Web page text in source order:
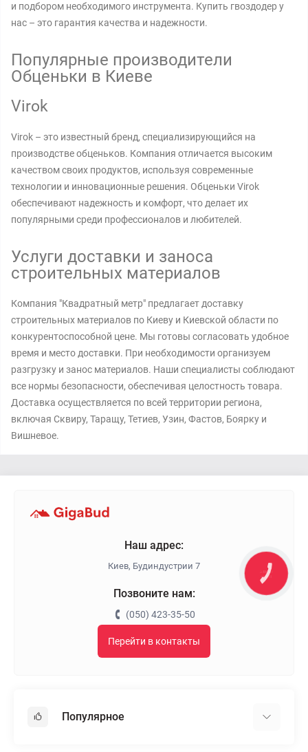
и подбором необходимого инструмента. Купить гвоздодер у
нас – это гарантия качества и надежности.
Популярные производители
Обценьки в Киеве
Virok
Virok – это известный бренд, специализирующийся на
производстве обценьков. Компания отличается высоким
качеством своих продуктов, используя современные
технологии и инновационные решения. Обценьки Virok
обеспечивают надежность и комфорт, что делает их
популярными среди профессионалов и любителей.
Услуги доставки и заноса
строительных материалов
Компания "Квадратный метр" предлагает доставку
строительных материалов по Киеву и Киевской области по
конкурентоспособной цене. Мы готовы согласовать удобное
время и место доставки. При необходимости организуем
разгрузку и занос материалов. Наши специалисты соблюдают
все нормы безопасности, обеспечивая целостность товара.
Доставка осуществляется по всей территории региона,
включая Сквиру, Таращу, Тетиев, Узин, Фастов, Боярку и
Вишневое.
Наш адрес:
Киев, Будиндустрии 7
Позвоните нам:
(050) 423-35-50
Перейти в контакты
Популярное
КНОПКА
ЗВ'ЯЗКУ